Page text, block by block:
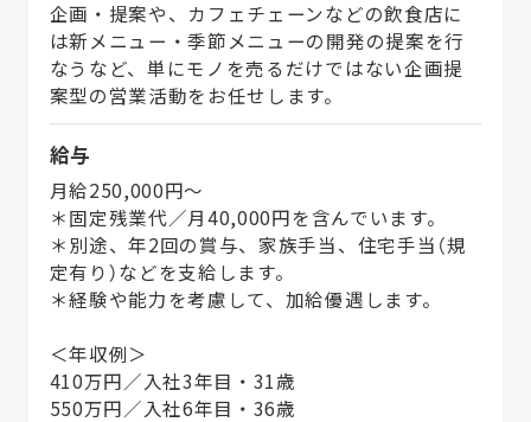
企画・提案や、カフェチェーンなどの飲食店に
は新メニュー・季節メニューの開発の提案を行
なうなど、単にモノを売るだけではない企画提
案型の営業活動をお任せします。
給与
月給250,000円～
＊固定残業代／月40,000円を含んでいます。
＊別途、年2回の賞与、家族手当、住宅手当（規
定有り）などを支給します。
＊経験や能力を考慮して、加給優遇します。
＜年収例＞
410万円／入社3年目・31歳
550万円／入社6年目・36歳